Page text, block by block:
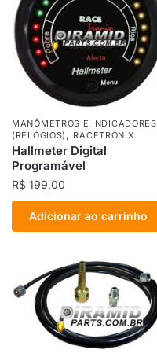
MANÔMETROS E INDICADORES
(RELÓGIOS) , RACETRONIX
Hallmeter Digital
Programável
R$ 199,00
Adicionar ao carrinho